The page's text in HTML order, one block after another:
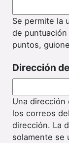
Se permite la
de
puntos,
Dirección
Una dirección
los correos
dirección. La
solamente se